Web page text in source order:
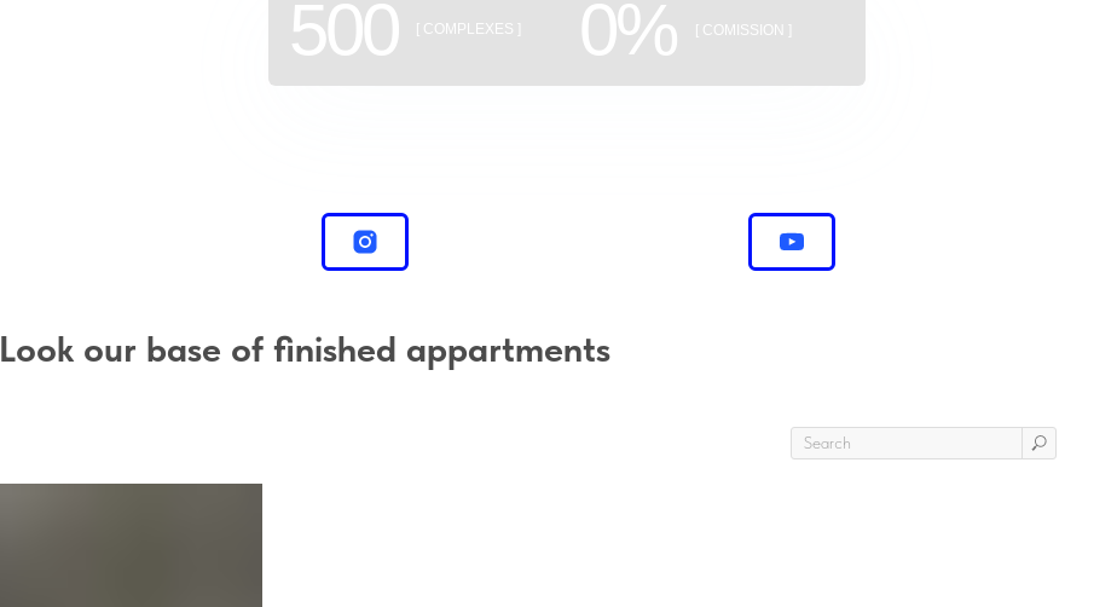
500 0%
[ COMPLEXES ] [ COMISSION ]
Look our base of finished appartments